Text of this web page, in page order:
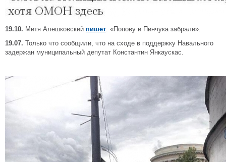
19.10. Митя Алешковский пишет: «Попову и Пинчука забрали».
19.07. Только что сообщили, что на сходе в поддержку Навального
задержан муниципальный депутат Константин Янкаускас.